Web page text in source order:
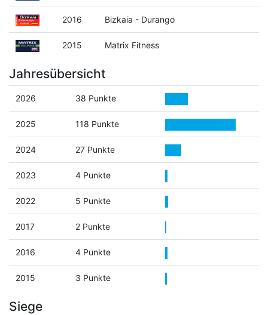
2016 Bizkaia - Durango
2015 Matrix Fitness
Jahresübersicht
2026 38 Punkte
2025 118 Punkte
2024 27 Punkte
2023 4 Punkte
2022 5 Punkte
2017 2 Punkte
2016 4 Punkte
2015 3 Punkte
Siege